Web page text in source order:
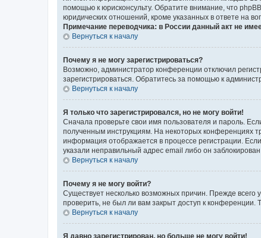
помощью к юрисконсульту. Обратите внимание, что
юридических отношений, кроме указанных в ответе на
Примечание переводчика: в России данный акт не
Вернуться к началу
Почему я не могу зарегистрироваться?
Возможно, администратор конференции отключил
зарегистрироваться. Обратитесь за помощью к
Вернуться к началу
Я только что зарегистрировался, но не могу войти!
Сначала проверьте свои имя пользователя и пароль.
полученным инструкциям. На некоторых конференциях
информация отображается в процессе регистрации.
указали неправильный адрес email либо он
Вернуться к началу
Почему я не могу войти?
Существует несколько возможных причин. Прежде
проверить, не был ли вам закрыт доступ к
Вернуться к началу
Я давно зарегистрирован, но больше не могу войти!